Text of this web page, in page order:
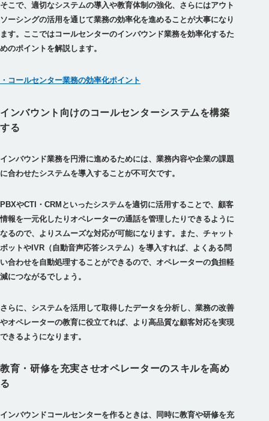
そこで、適切なシステムの導入や教育体制の強化、さらにはアウト
ソーシングの活用を通じて業務の効率化を進めることが大事になり
ます。ここではコールセンターのインバウンド業務を効率化するた
めのポイントを解説します。
・コールセンター業務の効率化ポイント
インバウント向けのコールセンターシステムを構築
する
インバウンド業務を円滑に進めるためには、業務内容や企業の課題
に合わせたシステムを導入することが不可欠です。
PBXやCTI・CRMといったシステムを適切に活用することで、顧客
情報を一元化したりオペレーターの通話を管理したりできるように
なるので、よりスムーズな対応が可能になります。また、チャット
ボットやIVR（自動音声応答システム）を導入すれば、よくある問
い合わせを自動処理することができるので、オペレーターの負担軽
減につながるでしょう。
さらに、システムを活用して取得したデータを分析し、業務の改善
やオペレーターの教育に役立てれば、より高品質な顧客対応を実現
できるようになります。
教育・研修を充実させオペレーターのスキルを高め
る
インバウンドコールセンターを作るときは、同時に教育や研修を充